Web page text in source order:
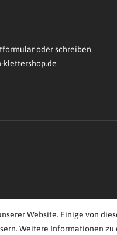
oder schreiben
klettershop.de
Website. Einige von
Weitere Informationen